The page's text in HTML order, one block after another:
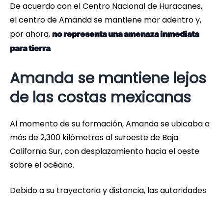
De acuerdo con el Centro Nacional de Huracanes,
el centro de Amanda se mantiene mar adentro y,
por ahora, no representa una amenaza inmediata
para tierra.
Amanda se mantiene lejos
de las costas mexicanas
Al momento de su formación, Amanda se ubicaba a
más de 2,300 kilómetros al suroeste de Baja
California Sur, con desplazamiento hacia el oeste
sobre el océano.
Debido a su trayectoria y distancia, las autoridades